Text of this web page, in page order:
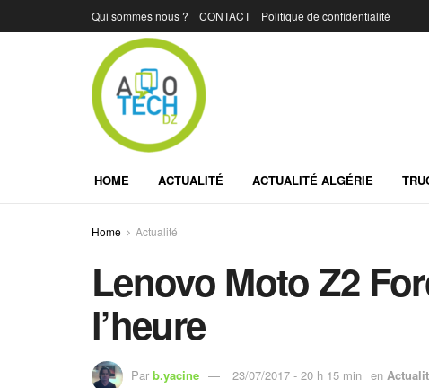
Qui sommes nous ? CONTACT Politique de confidentialité
HOME ACTUALITÉ ACTUALITÉ ALGÉRIE
Home Actualité
Lenovo Moto Z2
l’heure
Par b.yacine 23/07/2017 - 20 h 15 min en